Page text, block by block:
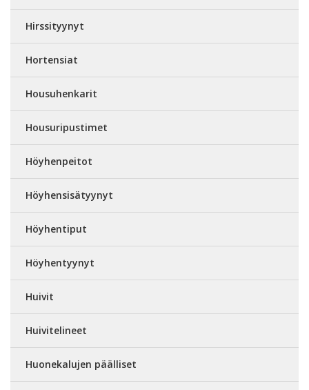
Hirssityynyt
Hortensiat
Housuhenkarit
Housuripustimet
Höyhenpeitot
Höyhensisätyynyt
Höyhentiput
Höyhentyynyt
Huivit
Huivitelineet
Huonekalujen päälliset